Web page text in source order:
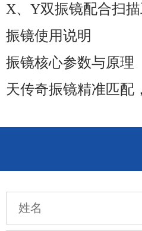
X、Y双振镜配合扫
振镜使用说明
振镜核心参数与原理
天传奇振镜精准匹